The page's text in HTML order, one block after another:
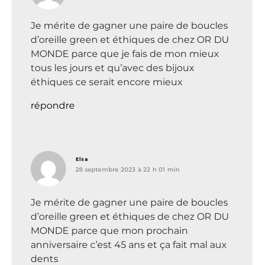
Je mérite de gagner une paire de boucles
d’oreille green et éthiques de chez OR DU
MONDE parce que je fais de mon mieux
tous les jours et qu’avec des bijoux
éthiques ce serait encore mieux
répondre
Elsa
28 septembre 2023 à 22 h 01 min
Je mérite de gagner une paire de boucles
d’oreille green et éthiques de chez OR DU
MONDE parce que mon prochain
anniversaire c’est 45 ans et ça fait mal aux
dents